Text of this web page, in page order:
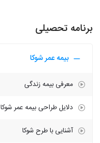
برنامه تحصیلی
بیمه عمر شوکا
معرفی بیمه زندگی
دلایل طراحی بیمه عمر شوکا
آشنایی با طرح شوکا